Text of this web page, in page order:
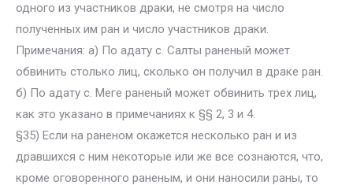
одного из участников драки, не смотря на число
полученных им ран и число участников драки.
Примечания: а) По адату с. Салты раненый может
обвинить столько лиц, сколько он получил в драке ран.
б) По адату с. Меге раненый может обвинить трех лиц,
как это указано в примечаниях к §§ 2, 3 и 4.
§35) Если на раненом окажется несколько ран и из
дравшихся с ним некоторые или же все сознаются, что,
кроме оговоренного раненым, и они наносили раны, то